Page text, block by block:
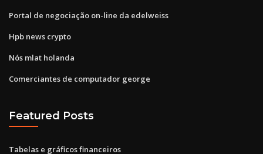
Portal de negociação on-line da edelweiss
Hpb news crypto
Nós mlat holanda
Comerciantes de computador george
Featured Posts
Tabelas e gráficos financeiros